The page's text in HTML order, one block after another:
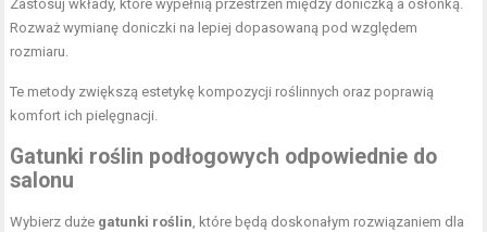
Zastosuj wkłady, które wypełnią przestrzeń między doniczką a osłonką.
Rozważ wymianę doniczki na lepiej dopasowaną pod względem
rozmiaru.
Te metody zwiększą estetykę kompozycji roślinnych oraz poprawią
komfort ich pielęgnacji.
Gatunki roślin podłogowych odpowiednie do
salonu
Wybierz duże gatunki roślin, które będą doskonałym rozwiązaniem dla